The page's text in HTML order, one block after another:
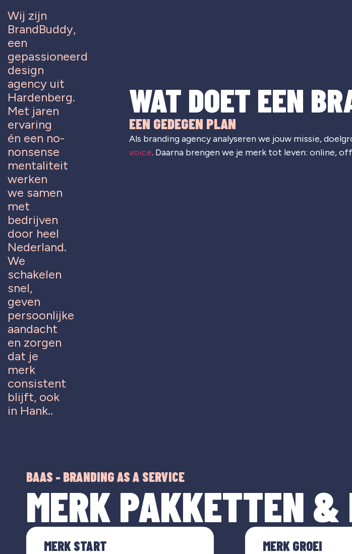
Wij zijn
BrandBuddy,
een
gepassioneerd
design
agency uit
Hardenberg.
Met jaren
ervaring
én een no-
nonsense
mentaliteit
werken
we samen
met
bedrijven
door heel
Nederland.
We
schakelen
snel,
geven
persoonlijke
aandacht
en zorgen
dat je
merk
consistent
blijft, ook
in Hank..
WAT DOET EEN
EEN GEDEGEN PLAN
Als branding agency analyseren we jouw missie,
voice. Daarna brengen we je merk tot leven: online,
BAAS - BRANDING AS A SERVICE
MERK PAKKETTEN &
MERK START MERK GROEI